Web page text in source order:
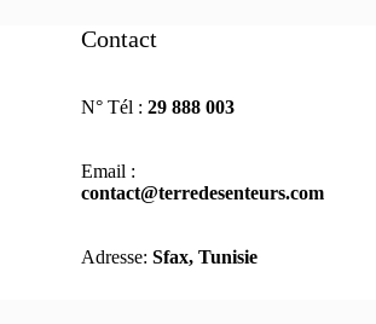
Contact
N° Tél : 29 888 003
Email :
contact@terredesenteurs.com
Adresse: Sfax, Tunisie